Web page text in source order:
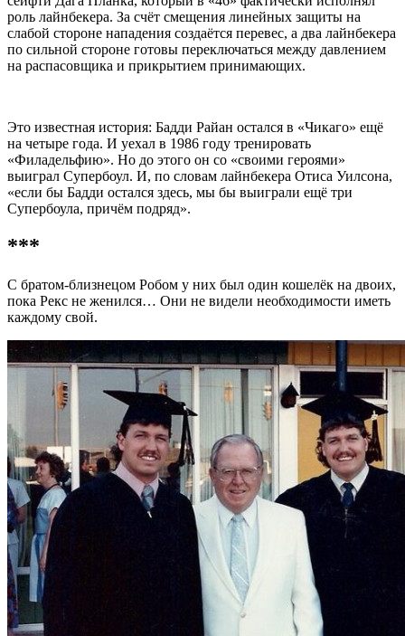
роль лайнбекера. За счёт смещения линейных защиты на
слабой стороне нападения создаётся перевес, а два лайнбекера
по сильной стороне готовы переключаться между давлением
на распасовщика и прикрытием принимающих.
Это известная история: Бадди Райан остался в «Чикаго» ещё
на четыре года. И уехал в 1986 году тренировать
«Филадельфию». Но до этого он со «своими героями»
выиграл Супербоул. И, по словам лайнбекера Отиса Уилсона,
«если бы Бадди остался здесь, мы бы выиграли ещё три
Супербоула, причём подряд».
***
С братом-близнецом Робом у них был один кошелёк на двоих,
пока Рекс не женился… Они не видели необходимости иметь
каждому свой.